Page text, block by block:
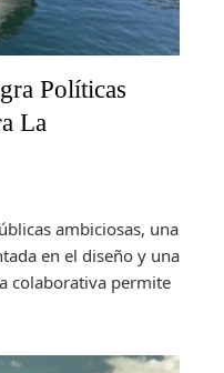
Políticas
La
ambiciosas, una
en el diseño y una
colaborativa permite